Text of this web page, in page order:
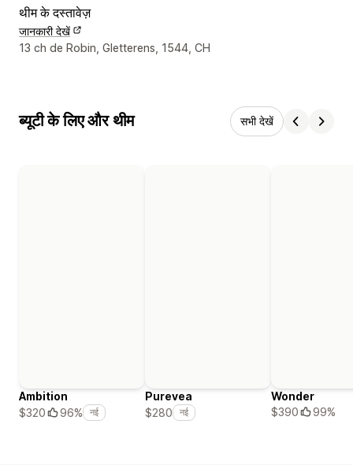
थीम के दस्तावेज़
जानकारी देखें
डिज़ाइनर के संपर्क की जानकारी
13 ch de Robin, Gletterens, 1544, CH
ब्यूटी के लिए और थीम सभी देखें
Ambition
$320
96% नई
Purevea
$280
नई
Wonder
$390
99%